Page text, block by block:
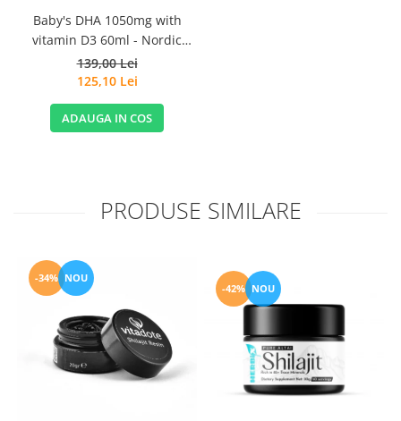
Baby's DHA 1050mg with
vitamin D3 60ml - Nordic
Naturals
139,00 Lei
125,10 Lei
ADAUGA IN COS
PRODUSE SIMILARE
-34% NOU
-42% NOU